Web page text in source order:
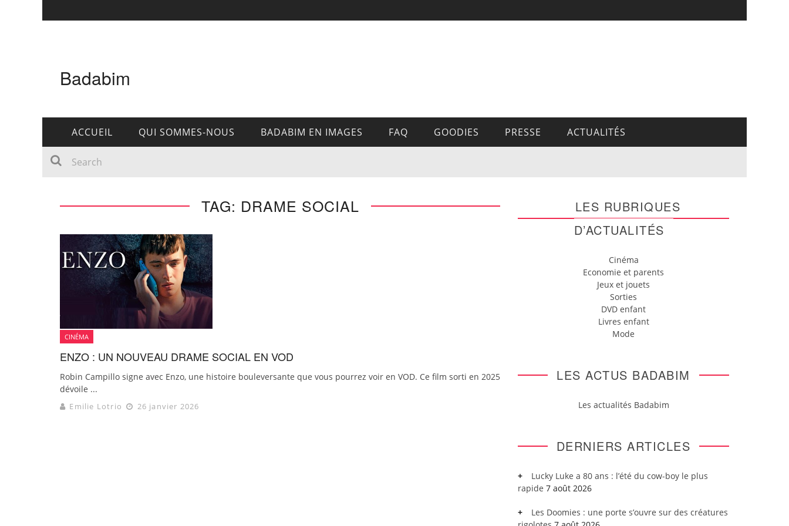
Badabim
ACCUEIL QUI SOMMES-NOUS BADABIM EN IMAGES FAQ GOODIES PRESSE ACTUALITÉS
TAG: DRAME SOCIAL
CINÉMA
ENZO : UN NOUVEAU DRAME SOCIAL EN VOD
Robin Campillo signe avec Enzo, une histoire bouleversante que vous pourrez voir en VOD. Ce film sorti en 2025
dévoile ...
Emilie Lotrio 26 janvier 2026
LES RUBRIQUES
D’ACTUALITÉS
Cinéma
Economie et parents
Jeux et jouets
Sorties
DVD enfant
Livres enfant
Mode
LES ACTUS BADABIM
Les actualités Badabim
DERNIERS ARTICLES
Lucky Luke a 80 ans : l’été du cow-boy le plus
rapide 7 août 2026
Les Doomies : une porte s’ouvre sur des créatures